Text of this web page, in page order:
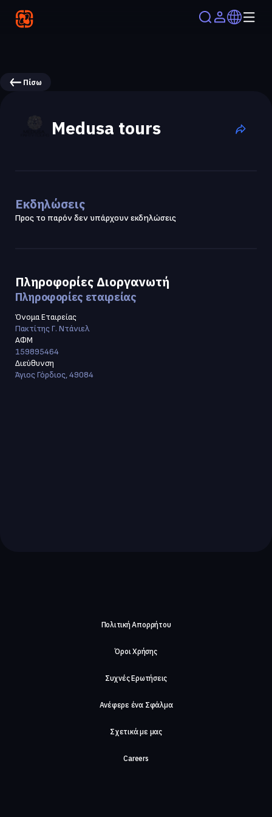
Πίσω
Medusa tours
Εκδηλώσεις
Προς το παρόν δεν υπάρχουν εκδηλώσεις
Πληροφορίες Διοργανωτή
Πληροφορίες εταιρείας
Όνομα Εταιρείας
Πακτίτης Γ. Ντάνιελ
ΑΦΜ
159895464
Διεύθυνση
Άγιος Γόρδιος, 49084
Πολιτική Απορρήτου
Όροι Χρήσης
Συχνές Ερωτήσεις
Ανέφερε ένα Σφάλμα
Σχετικά με μας
Careers